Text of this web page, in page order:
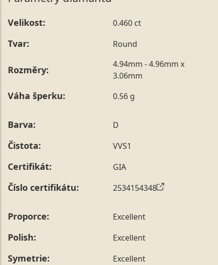
Velikost: 0.460 ct
Tvar: Round
Rozměry:
4.94mm - 4.96mm x
3.06mm
Váha šperku: 0.56 g
Barva: D
Čistota: VVS1
Certifikát: GIA
Číslo certifikátu: 2534154348
Proporce: Excellent
Polish: Excellent
Symetrie: Excellent